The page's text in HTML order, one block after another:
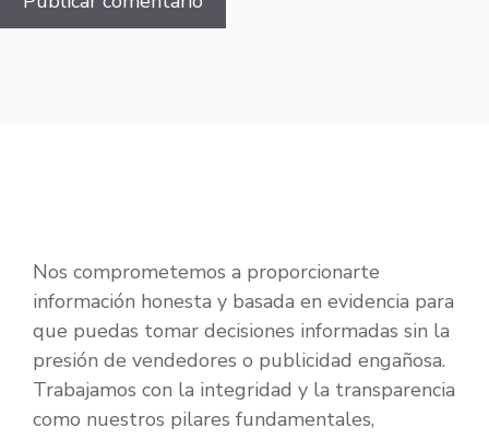
Nos comprometemos a proporcionarte
información honesta y basada en evidencia para
que puedas tomar decisiones informadas sin la
presión de vendedores o publicidad engañosa.
Trabajamos con la integridad y la transparencia
como nuestros pilares fundamentales,